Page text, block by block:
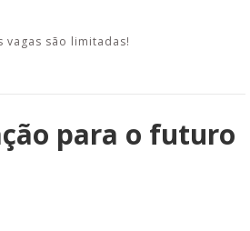
vagas são limitadas!
para o futuro